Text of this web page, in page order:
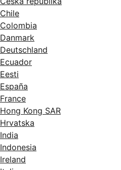
Chile
Colombia
Danmark
Deutschland
Ecuador
Eesti
España
France
Hong Kong SAR
Hrvatska
India
Indonesia
Ireland